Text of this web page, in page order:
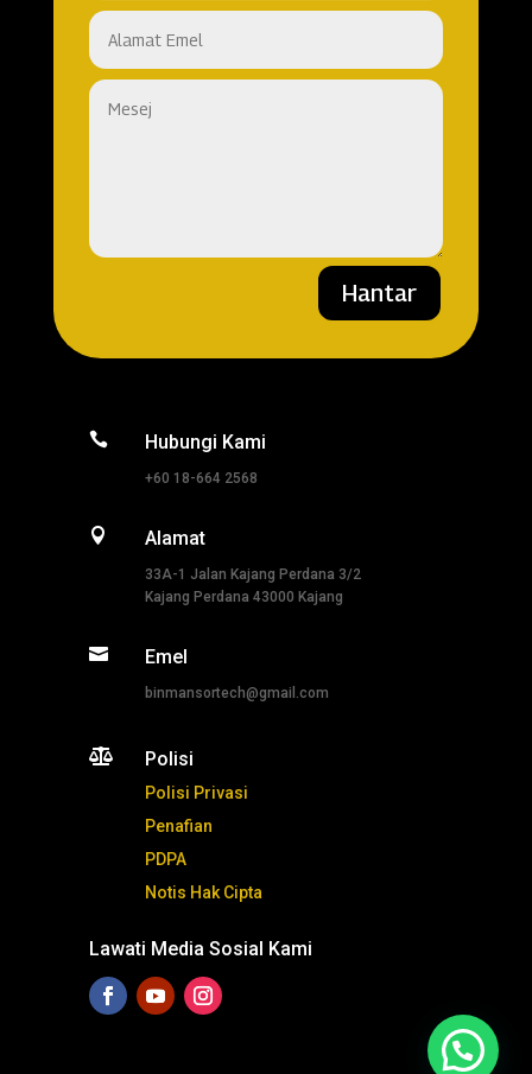
Hantar
 Hubungi Kami
+60 18-664 2568
 Alamat
33A-1 Jalan Kajang Perdana 3/2
Kajang Perdana 43000 Kajang
 Emel
binmansortech@gmail.com
 Polisi
Polisi Privasi
Penafian
PDPA
Notis Hak Cipta
Lawati Media Sosial Kami